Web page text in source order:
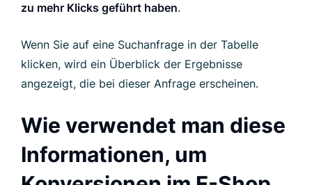
zu mehr Klicks geführt haben.
Wenn Sie auf eine Suchanfrage in der Tabelle
klicken, wird ein Überblick der Ergebnisse
angezeigt, die bei dieser Anfrage erscheinen.
Wie verwendet man diese
Informationen, um